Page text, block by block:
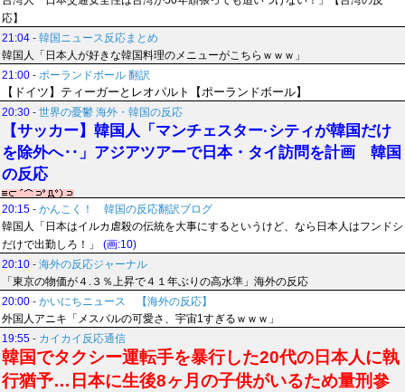
応】
21:04 - 韓国ニュース反応まとめ
韓国人「日本人が好きな韓国料理のメニューがこちらｗｗｗ」
21:00 - ポーランドボール 翻訳
【ドイツ】ティーガーとレオパルト【ポーランドボール】
20:30 - 世界の憂鬱 海外・韓国の反応
【サッカー】韓国人「マンチェスター·シティが韓国だけ
を除外へ‥」アジアツアーで日本・タイ訪問を計画 韓国
の反応
20:15 - かんこく！ 韓国の反応翻訳ブログ
韓国人「日本はイルカ虐殺の伝統を大事にするというけど、なら日本人はフンドシ
だけで出勤しろ！」
(画:10)
20:10 - 海外の反応ジャーナル
「東京の物価が４.３％上昇で４１年ぶりの高水準」海外の反応
20:00 - かいにちニュース 【海外の反応】
外国人アニキ「メスバルの可愛さ、宇宙1すぎるｗｗｗ」
19:55 - カイカイ反応通信
韓国でタクシー運転手を暴行した20代の日本人に執
行猶予…日本に生後8ヶ月の子供がいるため量刑參